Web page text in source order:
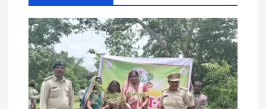
g
a
t